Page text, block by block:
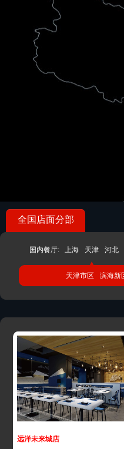
全国店面分部
国内餐厅: 上海 天津
天津市区 滨海新
河北
远洋未来城店